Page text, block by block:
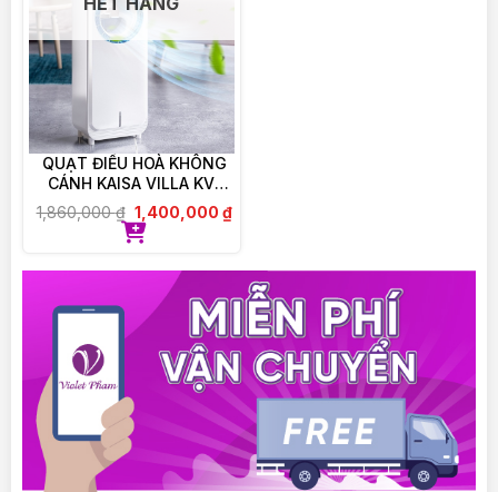
Có thể được uống cùng các loại Optibac khác
song song.
Đối với người không thể nuốt viên men vi sinh thì
có thể bóc vỏ ra, đổ bột bên trong con nhộng ra
hòa vào nước nguội hoặc đồ ăn nguội.
Bảo quản
BẢO QUẢN NGĂN MÁT TỦ LẠNH KHI ĐÃ MỞ
———————————–
VIOLET PHAM CAM KẾT:
– 100% Chính hãng, được ủy quyền phân phối trực
tiếp.
– Cam kết đổi trả, hoàn tiền nếu giao sai, nhầm,
thiếu sản phẩm
– Hỗ trợ tư vấn giải đáp thắc mắc 24/24
QUẠT ĐIỀU HOÀ KHÔNG
CÁNH KAISA VILLA KV-
QKC6622
1,860,000₫ 1,400,000 ₫